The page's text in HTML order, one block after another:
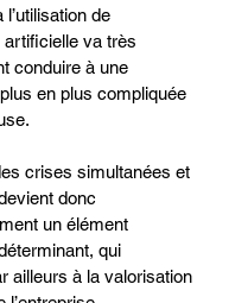
de
artificielle va très
conduire à une
en plus compliquée
crises simultanées et
donc
un élément
qui
ailleurs à la valorisation